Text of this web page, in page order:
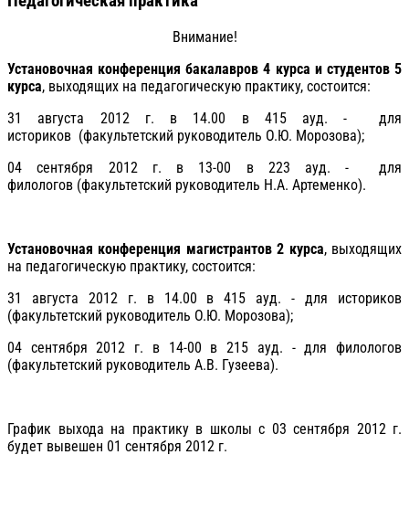
Внимание!
Установочная конференция бакалавров 4 курса и студентов 5
курса, выходящих на педагогическую практику, состоится:
31 августа 2012 г. в 14.00 в 415 ауд. - для
историков (факультетский руководитель О.Ю. Морозова);
04 сентября 2012 г. в 13-00 в 223 ауд. - для
филологов (факультетский руководитель Н.А. Артеменко).
Установочная конференция магистрантов 2 курса, выходящих
на педагогическую практику, состоится:
31 августа 2012 г. в 14.00 в 415 ауд. - для историков
(факультетский руководитель О.Ю. Морозова);
04 сентября 2012 г. в 14-00 в 215 ауд. - для филологов
(факультетский руководитель А.В. Гузеева).
График выхода на практику в школы с 03 сентября 2012 г.
будет вывешен 01 сентября 2012 г.